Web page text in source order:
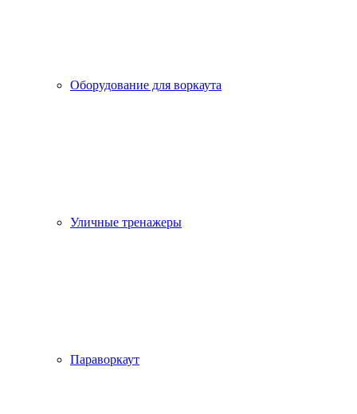
Оборудование для воркаута
Уличные тренажеры
Параворкаут